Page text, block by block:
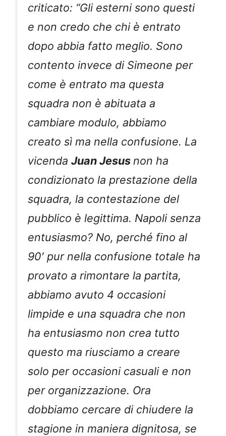
criticato: “Gli esterni sono questi
e non credo che chi è entrato
dopo abbia fatto meglio. Sono
contento invece di Simeone per
come è entrato ma questa
squadra non è abituata a
cambiare modulo, abbiamo
creato sì ma nella confusione. La
vicenda Juan Jesusnon ha
condizionato la prestazione della
squadra, la contestazione del
pubblico è legittima. Napoli senza
entusiasmo? No, perché fino al
90′ pur nella confusione totale ha
provato a rimontare la partita,
abbiamo avuto 4 occasioni
limpide e una squadra che non
ha entusiasmo non crea tutto
questo ma riusciamo a creare
solo per occasioni casuali e non
per organizzazione. Ora
dobbiamo cercare di chiudere la
stagione in maniera dignitosa, se